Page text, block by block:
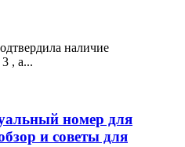
наличие
, а...
номер для
и советы для